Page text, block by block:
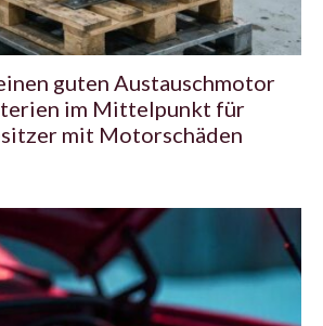
guten Austauschmotor
im Mittelpunkt für
mit Motorschäden